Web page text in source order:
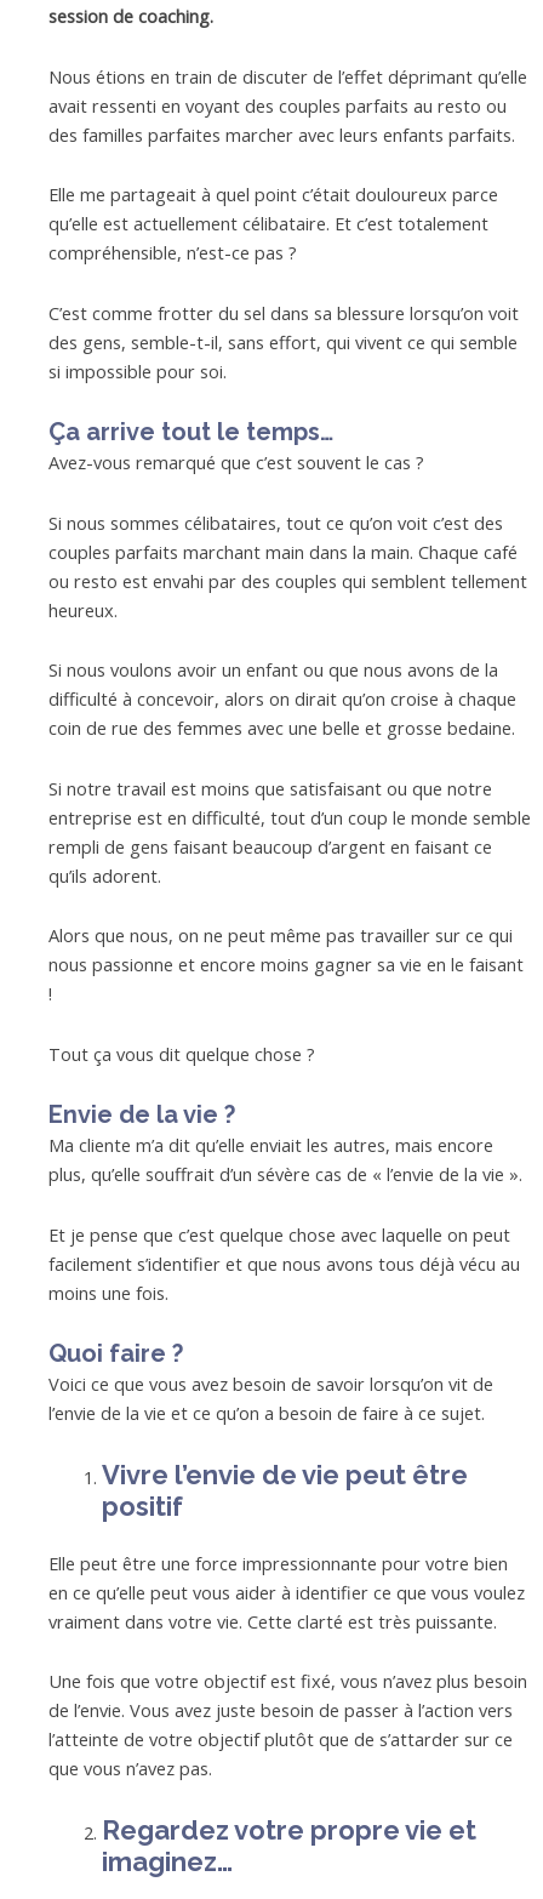
session de coaching.
Nous étions en train de discuter de l’effet déprimant qu’elle
avait ressenti en voyant des couples parfaits au resto ou
des familles parfaites marcher avec leurs enfants parfaits.
Elle me partageait à quel point c’était douloureux parce
qu’elle est actuellement célibataire. Et c’est totalement
compréhensible, n’est-ce pas ?
C’est comme frotter du sel dans sa blessure lorsqu’on voit
des gens, semble-t-il, sans effort, qui vivent ce qui semble
si impossible pour soi.
Ça arrive tout le temps…
Avez-vous remarqué que c’est souvent le cas ?
Si nous sommes célibataires, tout ce qu’on voit c’est des
couples parfaits marchant main dans la main. Chaque café
ou resto est envahi par des couples qui semblent tellement
heureux.
Si nous voulons avoir un enfant ou que nous avons de la
difficulté à concevoir, alors on dirait qu’on croise à chaque
coin de rue des femmes avec une belle et grosse bedaine.
Si notre travail est moins que satisfaisant ou que notre
entreprise est en difficulté, tout d’un coup le monde semble
rempli de gens faisant beaucoup d’argent en faisant ce
qu’ils adorent.
Alors que nous, on ne peut même pas travailler sur ce qui
nous passionne et encore moins gagner sa vie en le faisant
!
Tout ça vous dit quelque chose ?
Envie de la vie ?
Ma cliente m’a dit qu’elle enviait les autres, mais encore
plus, qu’elle souffrait d’un sévère cas de « l’envie de la vie ».
Et je pense que c’est quelque chose avec laquelle on peut
facilement s’identifier et que nous avons tous déjà vécu au
moins une fois.
Quoi faire ?
Voici ce que vous avez besoin de savoir lorsqu’on vit de
l’envie de la vie et ce qu’on a besoin de faire à ce sujet.
Vivre l’envie de vie peut être
positif
Elle peut être une force impressionnante pour votre bien
en ce qu’elle peut vous aider à identifier ce que vous voulez
vraiment dans votre vie. Cette clarté est très puissante.
Une fois que votre objectif est fixé, vous n’avez plus besoin
de l’envie. Vous avez juste besoin de passer à l’action vers
l’atteinte de votre objectif plutôt que de s’attarder sur ce
que vous n’avez pas.
Regardez votre propre vie et
imaginez…